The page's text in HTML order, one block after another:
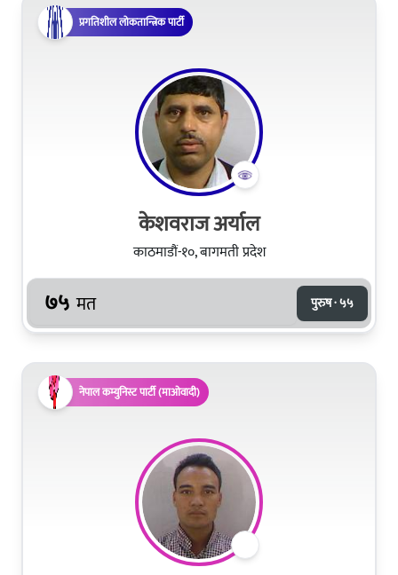
प्रगतिशील लोकतान्त्रिक पार्टी
केशवराज अर्याल
काठमाडौं-१०, बागमती प्रदेश
७५ मत पुरुष · ५५
नेपाल कम्युनिस्ट पार्टी (माओवादी)